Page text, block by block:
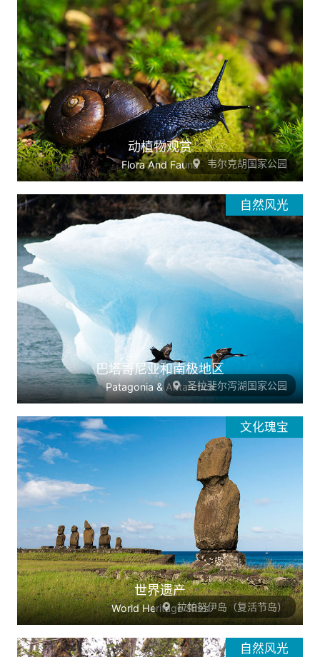
动植物观赏
Flora And Fauna 韦尔克胡国家公园
巴塔哥尼亚和南极地区
Patagonia & Antarctica
自然风光
圣拉斐尔泻湖国家公园
世界遗产
World Heritage Sites
文化瑰宝
拉帕努伊岛（复活节岛）
自然风光